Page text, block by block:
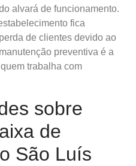
alvará de funcionamento.
fica
de clientes devido ao
preventiva é a
trabalha com
sobre
de
São Luís